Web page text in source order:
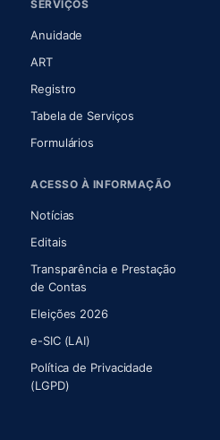
nova aba)
nova aba)
SERVIÇOS
Anuidade
ART(abre em nova aba)
Registro
Tabela de Serviços
Formulários
ACESSO À INFORMAÇÃO
Notícias
Editais
Transparência e Prestação
de Contas
Eleições 2026
e-SIC (LAI)
Política de Privacidade
(LGPD)